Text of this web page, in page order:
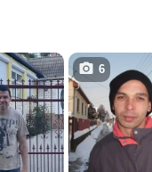
6